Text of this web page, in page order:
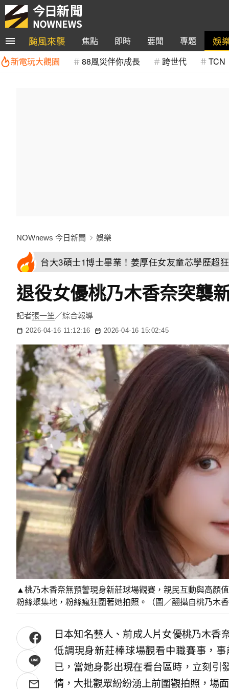
颱風來襲 焦點 即時 要聞 專題 娛
新電玩大觀園 88風災伴你成長 跨世代 TCN
NOWnews 今日新聞 娛樂
台大3碩士1博士畢業！姜厚任女友童芯學歷超
退役女優桃乃木香奈突襲
記者張一笙／綜合報導
2026-04-16 11:12:16 2026-04-16 15:02:45
▲桃乃木香奈無預警現身新莊球場觀賽，親民互動與高顏
粉絲聚集地，粉絲瘋狂圍著她拍照。（圖／翻攝自桃乃木
日本知名藝人、前成人片女優桃乃木香
低調現身新莊棒球場觀看中職賽事，
已，當她身影出現在看台區時，立刻引
情，大批觀眾紛紛湧上前圍觀拍照，場